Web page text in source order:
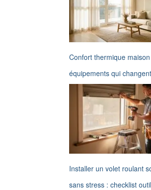
Confort thermique
équipements qui
Installer un volet roulant
sans stress : checklist